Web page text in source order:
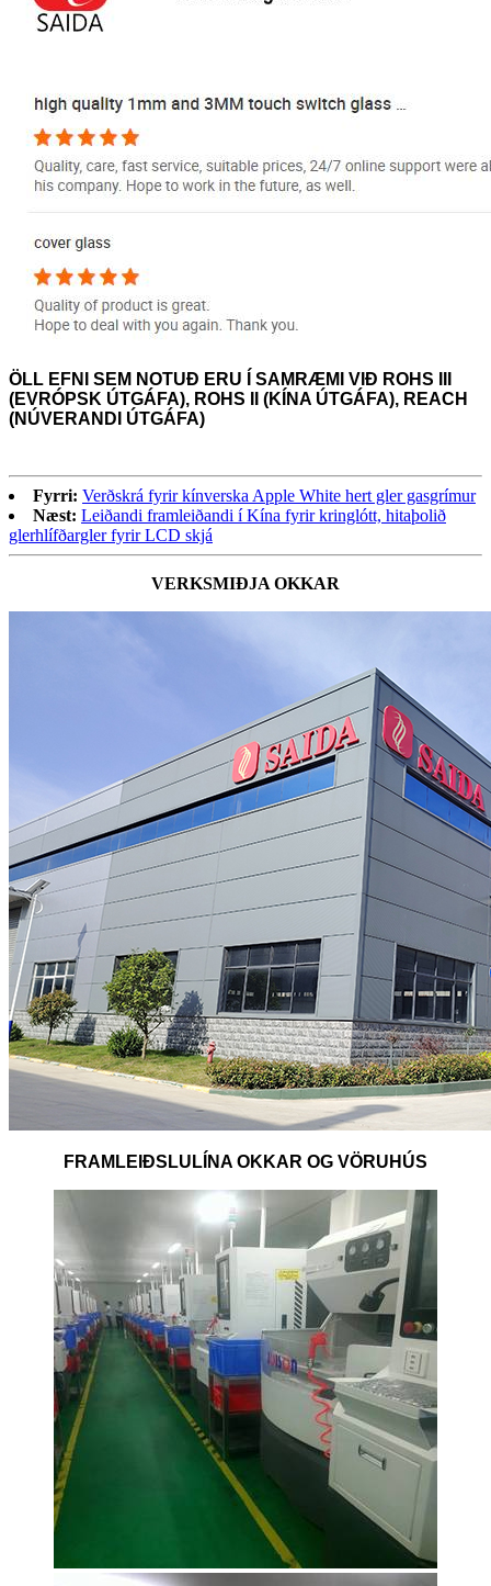
ÖLL EFNI SEM NOTUÐ ERU
Í SAMRÆMI VIÐ ROHS III
(EVRÓPSK ÚTGÁFA), ROHS II (KÍNA ÚTGÁFA), REACH
(NÚVERANDI ÚTGÁFA)
Fyrri: Verðskrá fyrir kínverska Apple White hert gler gasgrímur
Næst: Leiðandi framleiðandi í Kína fyrir kringlótt, hitaþolið
glerhlífðargler fyrir LCD skjá
VERKSMIÐJA OKKAR
FRAMLEIÐSLULÍNA OKKAR OG VÖRUHÚS